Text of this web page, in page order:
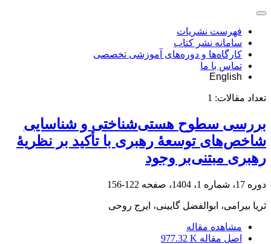
فهرست نشریات
سامانه نشر کتاب
کارگاه‌ها و دوره‌های آموزشی تخصصی
تماس با ما
English
تعداد مقالات: 1
بررسی سطوح هستی‌شناختی و شناسایی
شاخص‌های توسعۀ رهبری با تأکید بر نظریۀ
رهبری مبتنی‌بر وجود
دوره 17، شماره 1، 1404، صفحه 122-156
ثریا بیرامی، ابوالفضل گایینی، ایرج روحی
مشاهده مقاله
اصل مقاله 977.32 K